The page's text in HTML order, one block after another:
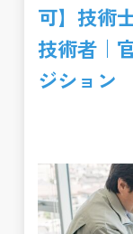
可】技術
技術者｜
ジション